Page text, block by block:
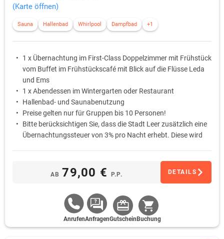
(Karte öffnen)
Sauna Hallenbad Whirlpool Dampfbad +1
1 x Übernachtung im First-Class Doppelzimmer mit Frühstück
vom Buffet im Frühstückscafé mit Blick auf die Flüsse Leda
und Ems
1 x Abendessen im Wintergarten oder Restaurant
Hallenbad- und Saunabenutzung
Preise gelten nur für Gruppen bis 10 Personen!
Bitte berücksichtigen Sie, dass die Stadt Leer zusätzlich eine
Übernachtungssteuer von 3% pro Nacht erhebt. Diese wird
AB 79,00 € P.P. DETAILS
AnrufenAnfragenGutschein Buchung